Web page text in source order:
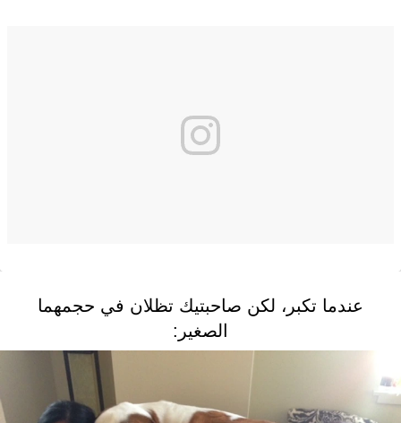
عندما تكبر، لكن صاحبتيك تظلان في حجمهما
الصغير: